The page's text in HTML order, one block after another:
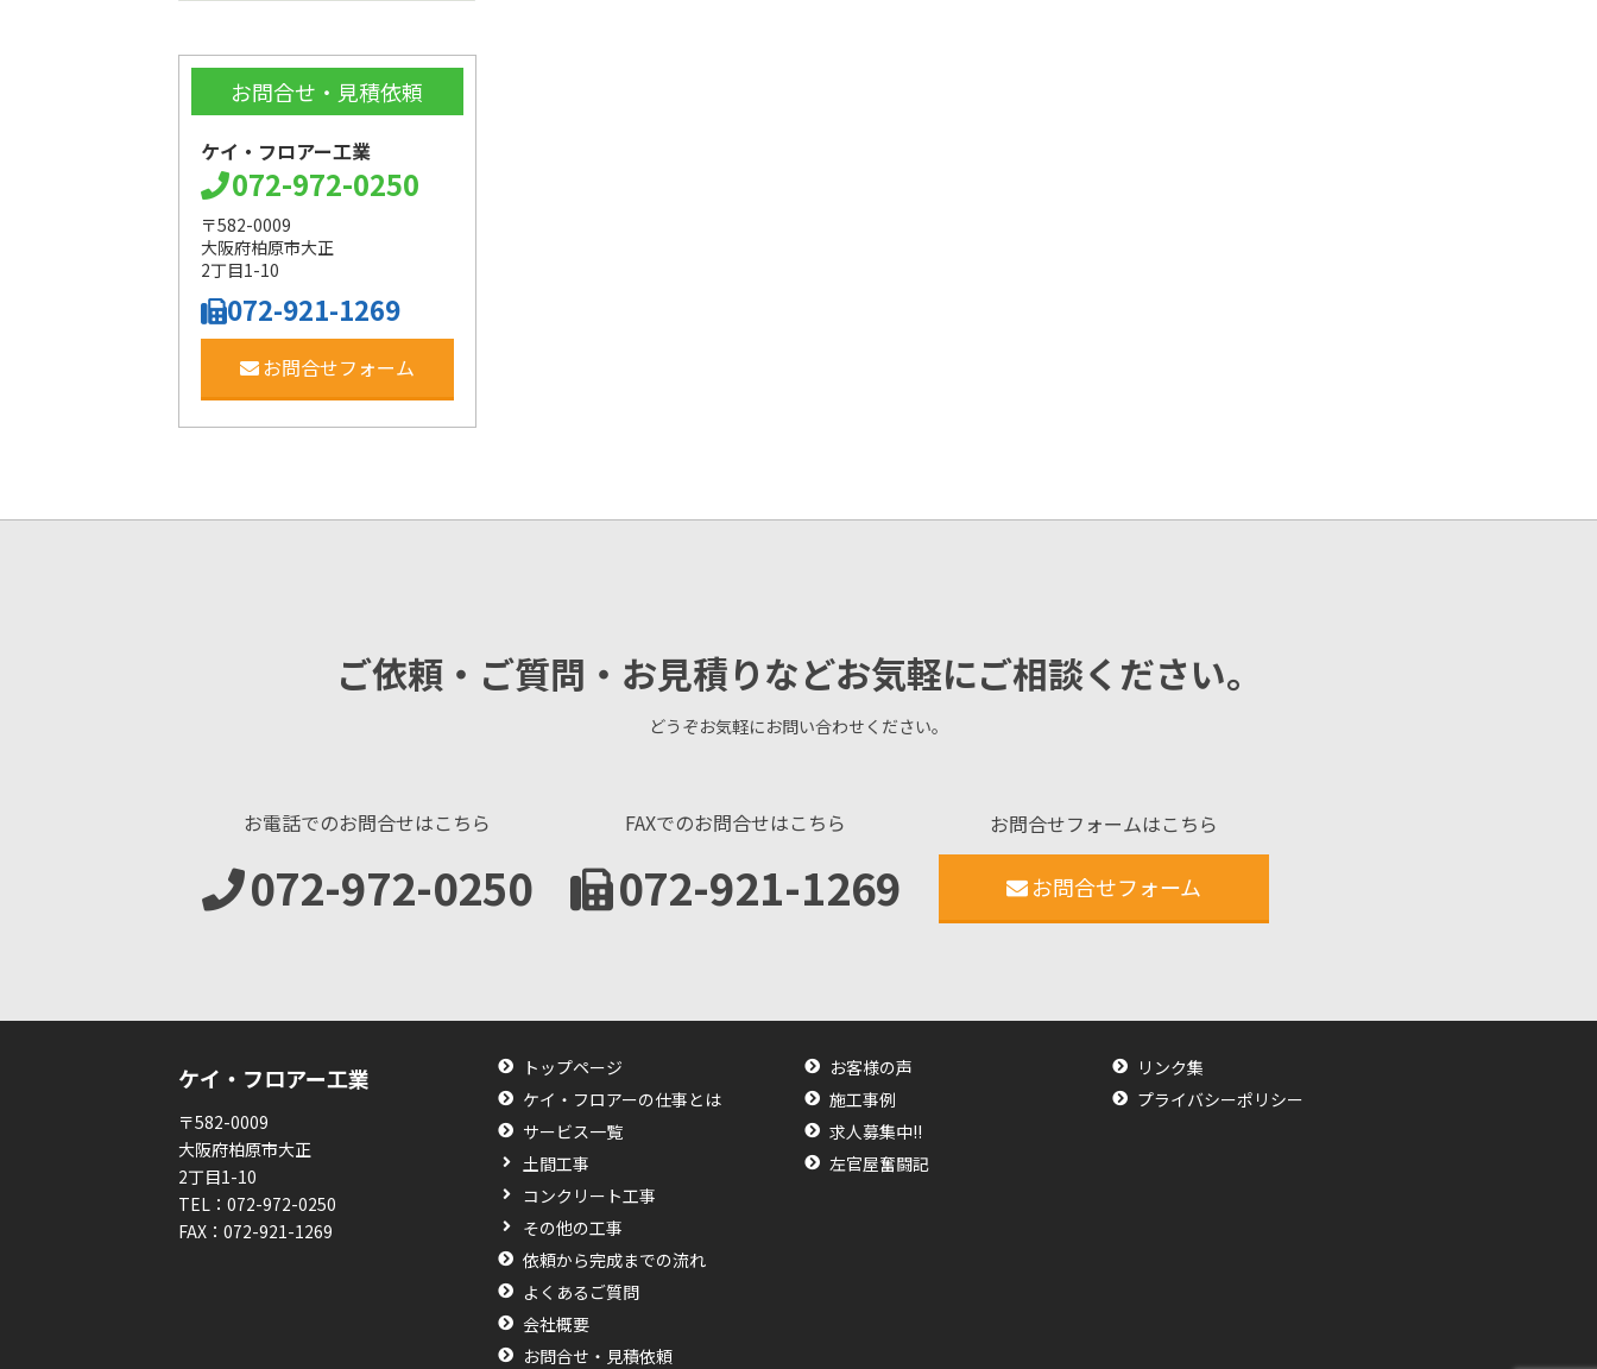
お問合せ・見積依頼
ケイ・フロアー工業
072-972-0250
〒582-0009
大阪府柏原市大正
2丁目1-10
072-921-1269
お問合せフォーム
ご依頼・ご質問・お見積りなどお気軽にご相談ください。
どうぞお気軽にお問い合わせください。
お電話でのお問合せはこちら
072-972-0250
FAXでのお問合せはこちら
072-921-1269
お問合せフォームはこちら
お問合せフォーム
ケイ・フロアー工業
〒582-0009
大阪府柏原市大正
2丁目1-10
TEL： 072-972-0250
FAX： 072-921-1269
トップページ
ケイ・フロアーの仕事とは
サービス一覧
土間工事
コンクリート工事
その他の工事
依頼から完成までの流れ
よくあるご質問
会社概要
お問合せ・見積依頼
お客様の声
施工事例
求人募集中!!
左官屋奮闘記
リンク集
プライバシーポリシー